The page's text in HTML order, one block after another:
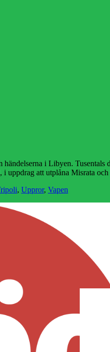
i Libyen.
uppdrag att utplåna Misrata
, Uppror, Vapen